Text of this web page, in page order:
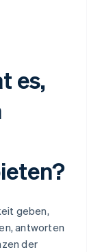
es,
geben,
antworten
der